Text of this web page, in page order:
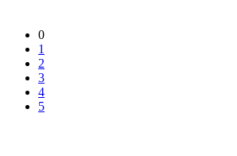
0
1
2
3
4
5